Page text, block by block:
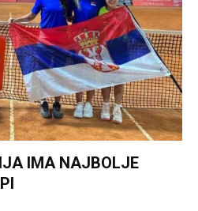
IMA NAJBOLJE